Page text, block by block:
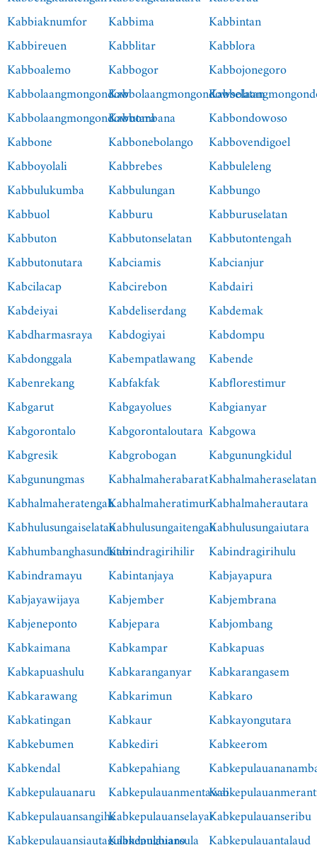
Kabbiaknumfor
Kabbima
Kabbintan
Kabbireuen
Kabblitar
Kabblora
Kabboalemo
Kabbogor
Kabbojonegoro
KabbolaangmongondowKabbolaangmongondowselatan
Kabbolaangmongondowutara
Kabbombana
Kabbondowoso
Kabbone
Kabbonebolango
Kabbovendigoel
Kabboyolali
Kabbrebes
Kabbuleleng
Kabbulukumba
Kabbulungan
Kabbungo
Kabbuol
Kabburu
Kabburuselatan
Kabbuton
Kabbutonselatan
Kabbutontengah
Kabbutonutara
Kabciamis
Kabcianjur
Kabcilacap
Kabcirebon
Kabdairi
Kabdeiyai
Kabdeliserdang
Kabdemak
Kabdharmasraya Kabdogiyai
Kabdompu
Kabdonggala
Kabempatlawang Kabende
Kabenrekang
Kabfakfak
Kabflorestimur
Kabgarut
Kabgayolues
Kabgianyar
Kabgorontalo
Kabgorontaloutara Kabgowa
Kabgresik
Kabgrobogan
Kabgunungkidul
Kabgunungmas
KabhalmaherabaratKabhalmaheraselatan
KabhalmaheratengahKabhalmaheratimurKabhalmaherautara
KabhulusungaiselatanKabhulusungaitengahKabhulusungaiutara
KabhumbanghasundutanKabindragirihilir Kabindragirihulu
Kabindramayu
Kabintanjaya
Kabjayapura
Kabjayawijaya
Kabjember
Kabjembrana
Kabjeneponto
Kabjepara
Kabjombang
Kabkaimana
Kabkampar
Kabkapuas
Kabkapuashulu
Kabkaranganyar
Kabkarangasem
Kabkarawang
Kabkarimun
Kabkaro
Kabkatingan
Kabkaur
Kabkayongutara
Kabkebumen
Kabkediri
Kabkeerom
Kabkendal
Kabkepahiang
Kabkepulauanaru Kabkepulauanmentawai
KabkepulauansangiheKabkepulauanselayarKabkepulauanseribu